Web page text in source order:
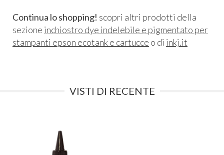
Continua lo shopping! scopri altri prodotti della
sezione inchiostro dye indelebile e pigmentato per
stampanti epson ecotank e cartucce o di inkj.it
VISTI DI RECENTE